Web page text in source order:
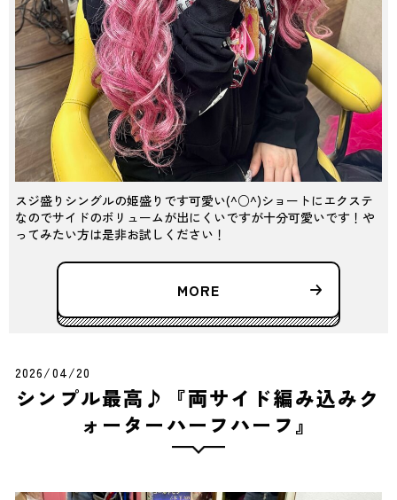
スジ盛りシングルの姫盛りです可愛い(^○^)ショートにエクステ
なのでサイドのボリュームが出にくいですが十分可愛いです！や
ってみたい方は是非お試しください！
MORE
2026/04/20
シンプル最高♪『両サイド編み込みク
ォーターハーフハーフ』